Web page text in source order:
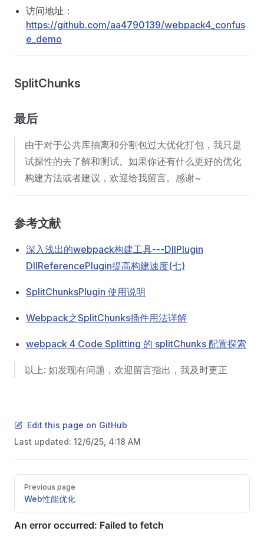
访问地址：
https://github.com/aa4790139/webpack4_confus
e_demo
SplitChunks
最后
由于对于公共库抽离和分割包过大优化打包，我只是
试探性的去了解和测试。如果你还有什么更好的优化
构建方法或者建议，欢迎给我留言。感谢~
参考文献
深入浅出的webpack构建工具---DllPlugin
DllReferencePlugin提高构建速度(七)
SplitChunksPlugin 使用说明
Webpack之SplitChunks插件用法详解
webpack 4 Code Splitting 的 splitChunks 配置探索
以上: 如发现有问题，欢迎留言指出，我及时更正
Edit this page on GitHub
Last updated: 12/6/25, 4:18 AM
Pager
Previous page
Web性能优化